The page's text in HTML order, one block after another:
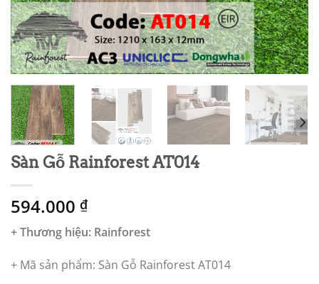
Sàn Gỗ Rainforest AT014
594.000 ₫
+ Thương hiệu: Rainforest
+ Mã sản phẩm: Sàn Gỗ Rainforest AT014